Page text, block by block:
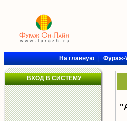
На главную|Фураж-
ВХОД В СИСТЕМУ